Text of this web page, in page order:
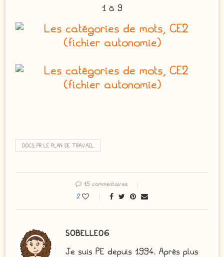
1 à 9
DOCS PR LE PLAN DE TRAVAIL
15 commentaires
2
SOBELLE06
Je suis PE depuis 1994. Après plus